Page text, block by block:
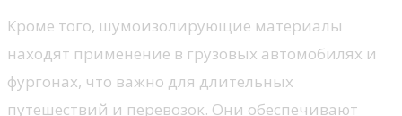
Кроме того, шумоизолирующие материалы
находят применение в грузовых автомобилях и
фургонах, что важно для длительных
путешествий и перевозок. Они обеспечивают